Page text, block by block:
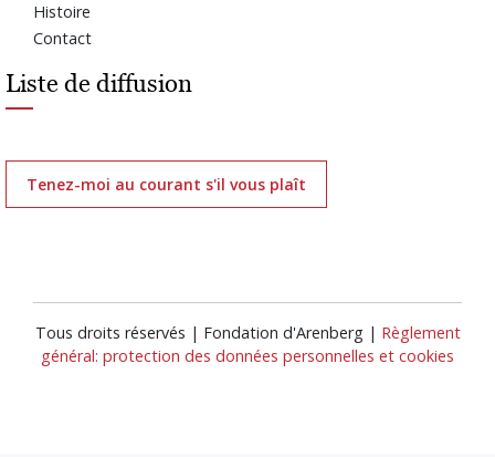
Histoire
Contact
Liste de diffusion
Tenez-moi au courant s'il vous plaît
Tous droits réservés | Fondation d'Arenberg | Règlement
général: protection des données personnelles et cookies